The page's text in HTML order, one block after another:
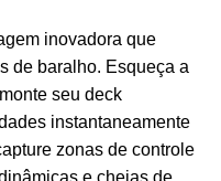
inovadora que
de baralho. Esqueça a
seu deck
instantaneamente
zonas de controle